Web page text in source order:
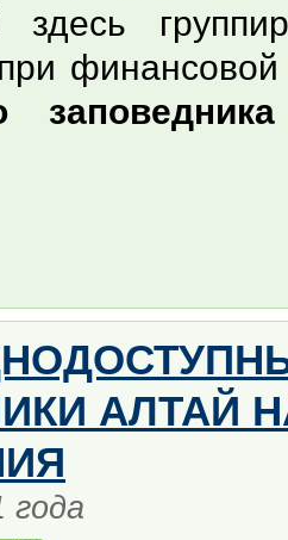
здесь
заповедника
АЛТАЙ
года